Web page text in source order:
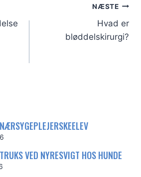
NÆSTE
Hvad er
bløddelskirurgi?
VED NYRESVIGT HOS HUNDE